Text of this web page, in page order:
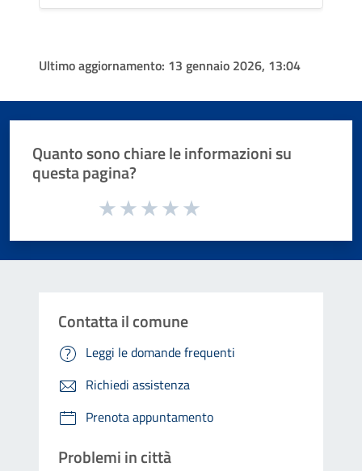
Ultimo aggiornamento: 13 gennaio 2026, 13:04
Quanto sono chiare le informazioni su
questa pagina?
Valuta da 1 a 5 stelle la pagina
Contatta il comune
Leggi le domande frequenti
Richiedi assistenza
Prenota appuntamento
Problemi in città